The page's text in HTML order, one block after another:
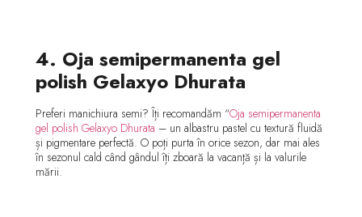
4. Oja semipermanenta gel
polish Gelaxyo Dhurata
Preferi manichiura semi? Îți recomandăm “Oja semipermanenta
gel polish Gelaxyo Dhurata – un albastru pastel cu textură fluidă
și pigmentare perfectă. O poți purta în orice sezon, dar mai ales
în sezonul cald când gândul îți zboară la vacanță și la valurile
mării.